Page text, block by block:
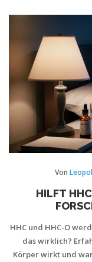
Von
HILFT
HHC und HHC-O
das wirklich?
Körper wirkt und